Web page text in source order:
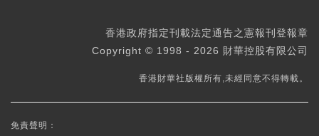
香港政府指定刊載法定通告之憲報刊登報章
Copyright © 1998 - 2026 財華控股有限公司
香港財華社版權所有,未經同意不得轉載。
免責聲明：